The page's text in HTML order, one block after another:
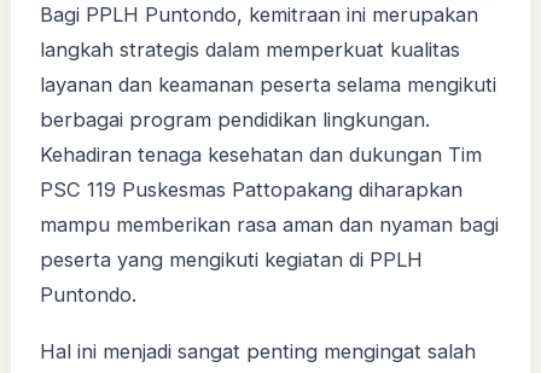
Bagi PPLH Puntondo, kemitraan ini merupakan
langkah strategis dalam memperkuat kualitas
layanan dan keamanan peserta selama mengikuti
berbagai program pendidikan lingkungan.
Kehadiran tenaga kesehatan dan dukungan Tim
PSC 119 Puskesmas Pattopakang diharapkan
mampu memberikan rasa aman dan nyaman bagi
peserta yang mengikuti kegiatan di PPLH
Puntondo.
Hal ini menjadi sangat penting mengingat salah